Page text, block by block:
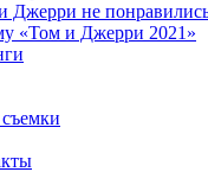
Джерри не
«Том и Джерри 2021»